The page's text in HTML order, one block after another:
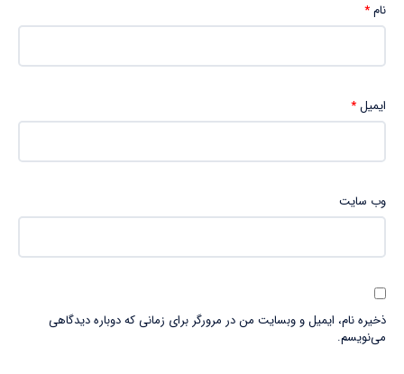
نام*
ایمیل*
وب‌ سایت
ذخیره نام، ایمیل و وبسایت من در مرورگر برای زمانی که دوباره دیدگاهی
می‌نویسم.